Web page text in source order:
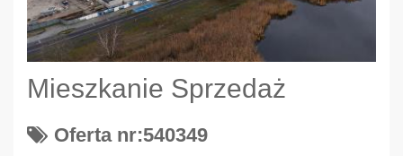
Mieszkanie Sprzedaż
Oferta nr:540349